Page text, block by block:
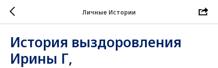
Личные Истории
История выздоровления
Ирины Г,